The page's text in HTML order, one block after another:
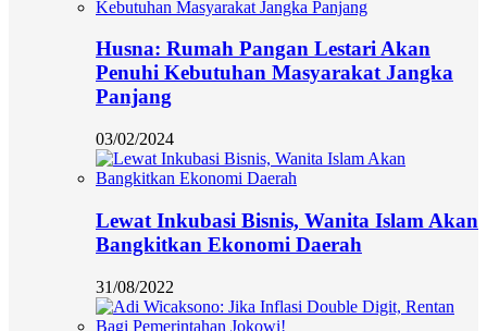
Husna: Rumah Pangan Lestari Akan
Penuhi Kebutuhan Masyarakat Jangka
Panjang
03/02/2024
Lewat Inkubasi Bisnis, Wanita Islam Akan
Bangkitkan Ekonomi Daerah
31/08/2022